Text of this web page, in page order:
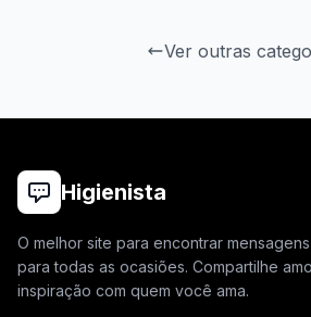
Ver outras
Higienista
O melhor site para encontrar
para todas as ocasiões. Compartilhe
inspiração com quem você ama.